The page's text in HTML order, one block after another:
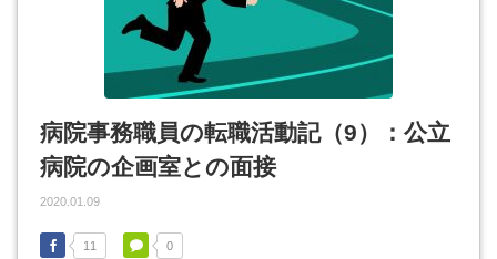
病院事務職員の転職活動記（9）：公立
病院の企画室との面接
2020.01.09
11 0